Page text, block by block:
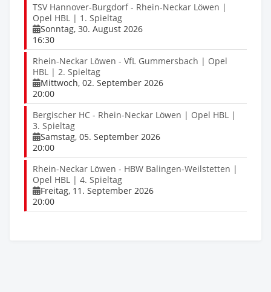
TSV Hannover-Burgdorf - Rhein-Neckar Löwen |
Opel HBL | 1. Spieltag
Sonntag, 30. August 2026
16:30
Rhein-Neckar Löwen - VfL Gummersbach | Opel
HBL | 2. Spieltag
Mittwoch, 02. September 2026
20:00
Bergischer HC - Rhein-Neckar Löwen | Opel HBL |
3. Spieltag
Samstag, 05. September 2026
20:00
Rhein-Neckar Löwen - HBW Balingen-Weilstetten |
Opel HBL | 4. Spieltag
Freitag, 11. September 2026
20:00